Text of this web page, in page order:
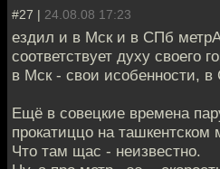
#27 | 24.08.08 17:23
ездил и в Мск и в СПб
соответствует духу своего
в Мск - свои исобенности,
Ещё в совецкие времена
прокатиццо на ташкентском
Что там щас - неизвестно.